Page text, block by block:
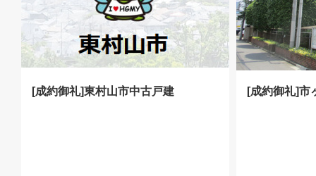
[成約御礼]東村山市中古戸建 [成約御礼]市